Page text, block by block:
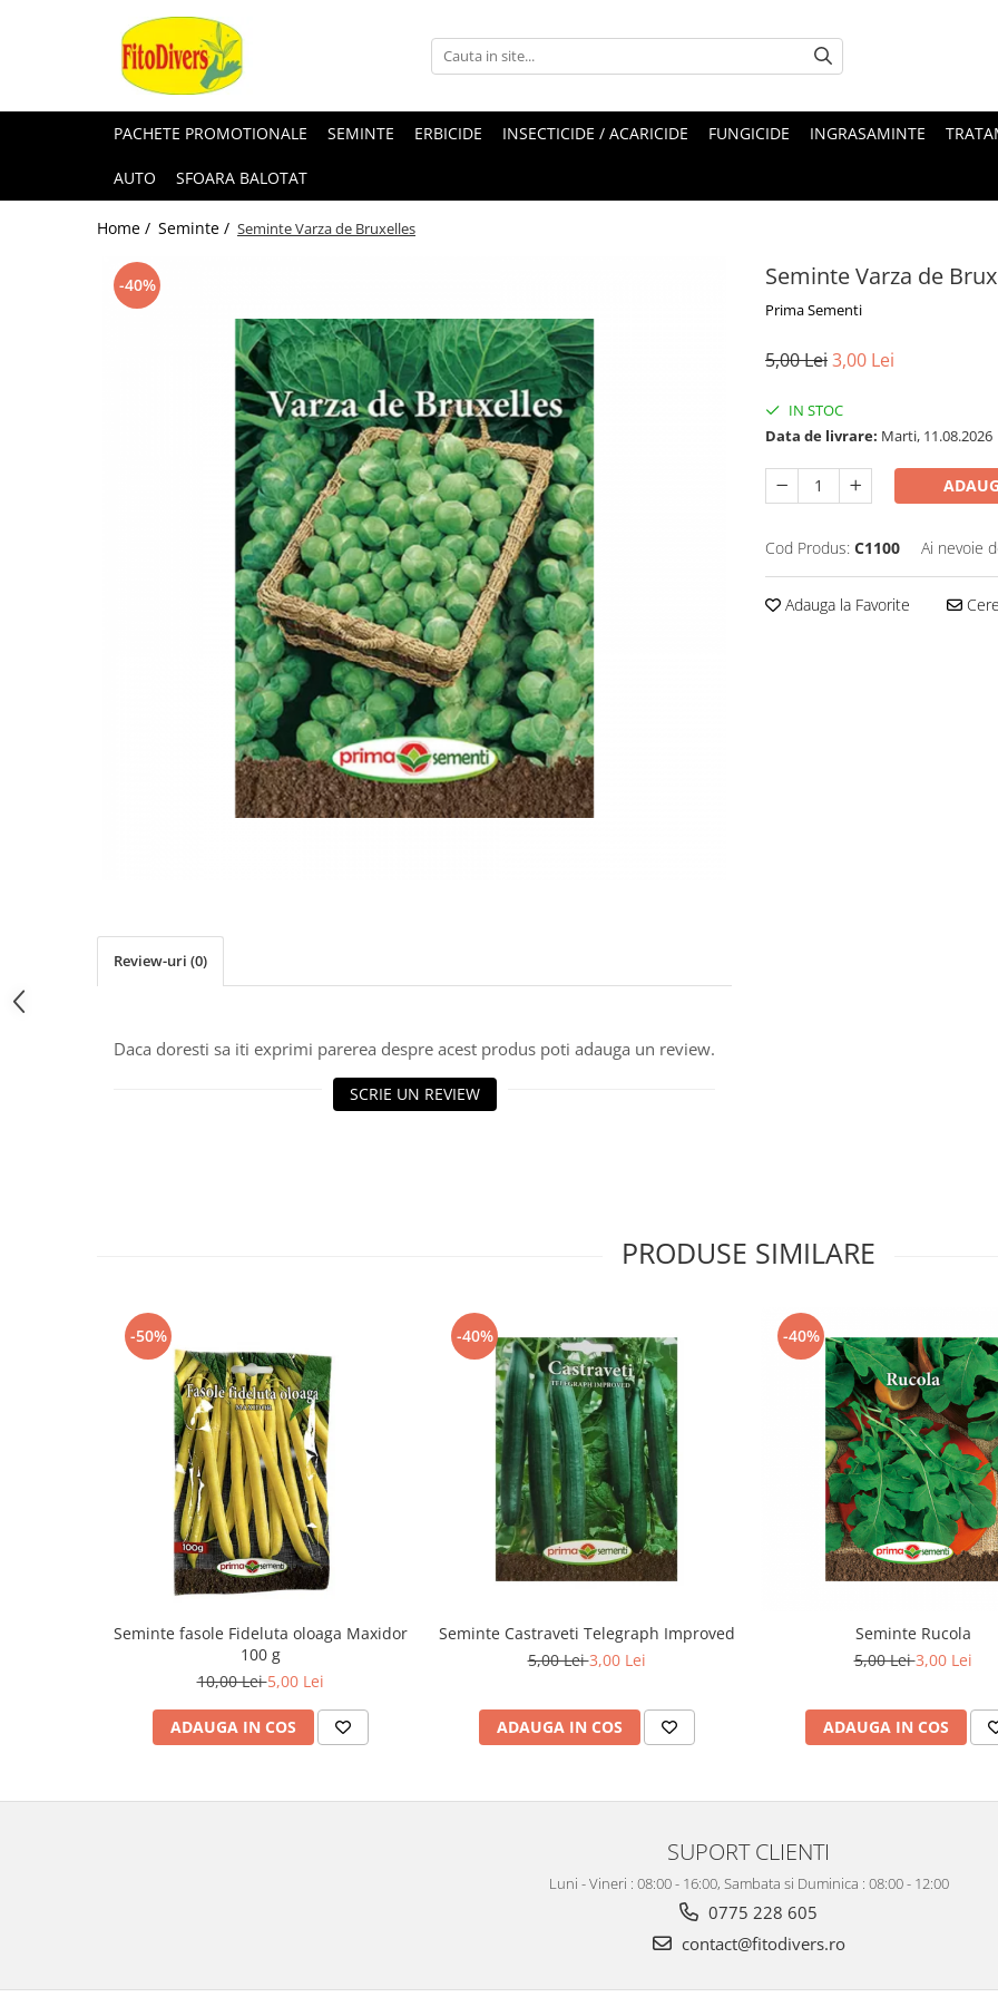
PACHETE PROMOTIONALE SEMINTE ERBICIDE INSECTICIDE / ACARICIDE FUNGICIDE INGRASAMINTE
AUTO SFOARA BALOTAT
Home / Seminte / Seminte Varza de Bruxelles
Seminte Varza de
Prima Sementi
-40%
5,00 Lei3,00 Lei
IN STOC
Data de livrare: Marti, 11.08.2026
Cod Produs: C1100 Ai nevoie
Adauga la Favorite
Review-uri (0)
Daca doresti sa iti exprimi parerea despre acest produs poti adauga un review.
SCRIE UN REVIEW
PRODUSE SIMILARE
-50%
Seminte fasole Fideluta oloaga Maxidor
100 g
10,00 Lei5,00 Lei
ADAUGA IN COS
-40%
Seminte Castraveti Telegraph Improved
5,00 Lei3,00 Lei
ADAUGA IN COS
-40%
Seminte Rucola
5,00 Lei3,00 Lei
ADAUGA IN COS
SUPORT CLIENTI
Luni - Vineri : 08:00 - 16:00, Sambata si Duminica : 08:00 - 12:00
0775 228 605
contact@fitodivers.ro